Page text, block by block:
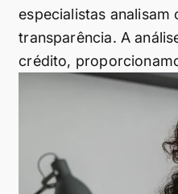
especialistas
transparência. A
crédito,